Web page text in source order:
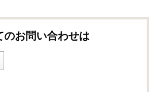
のお問い合わせは